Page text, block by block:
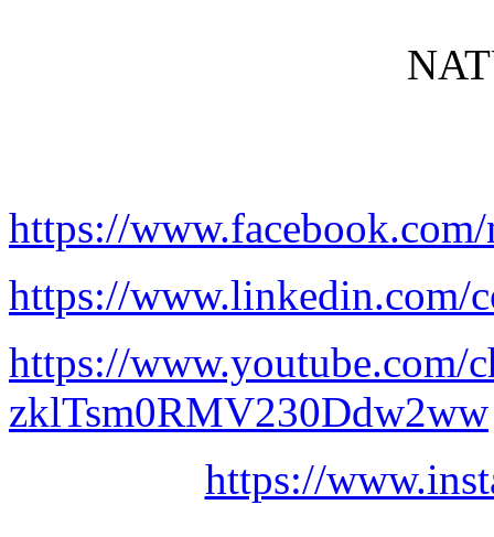
https://
https://www.linkedin.com/
https://www.youtube.com/
zklTsm0RMV230Ddw2ww
https://